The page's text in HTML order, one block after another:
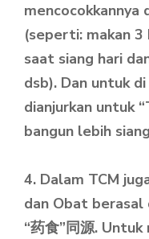
mencocokkannya
(seperti: makan
saat siang hari
dsb). Dan untuk
dianjurkan untuk
bangun lebih
4. Dalam TCM
dan Obat berasal
“药食”同源.